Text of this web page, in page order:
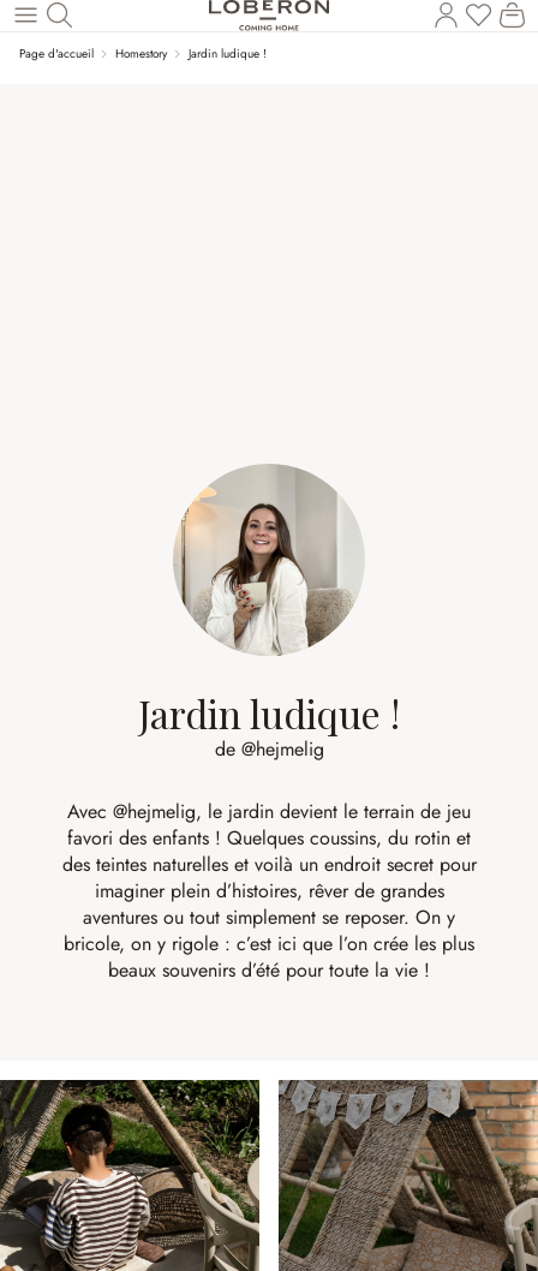
Revenir au contenu principal
Vous
Page d'accueil Homestory Jardin ludique !
Jardin ludique !
de @hejmelig
Avec @hejmelig, le jardin devient le terrain de jeu
favori des enfants ! Quelques coussins, du rotin et
des teintes naturelles et voilà un endroit secret pour
imaginer plein d’histoires, rêver de grandes
aventures ou tout simplement se reposer. On y
bricole, on y rigole : c’est ici que l’on crée les plus
beaux souvenirs d’été pour toute la vie !